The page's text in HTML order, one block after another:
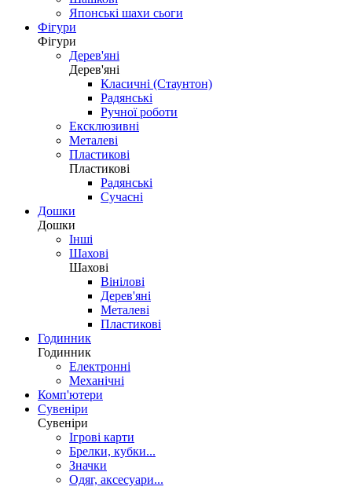
Японські шахи сьоги
Фігури
Фігури
Дерев'яні
Дерев'яні
Класичні (Стаунтон)
Радянські
Ручної роботи
Ексклюзивні
Металеві
Пластикові
Пластикові
Радянські
Сучасні
Дошки
Дошки
Інші
Шахові
Шахові
Вінілові
Дерев'яні
Металеві
Пластикові
Годинник
Годинник
Електронні
Механічні
Комп'ютери
Сувеніри
Сувеніри
Ігрові карти
Брелки, кубки...
Значки
Одяг, аксесуари...